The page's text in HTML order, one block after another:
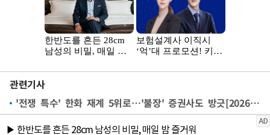
관련기사
'전쟁 특수' 한화 재계 5위로…'불장' 증권사도 방긋[2026 대기업집단]